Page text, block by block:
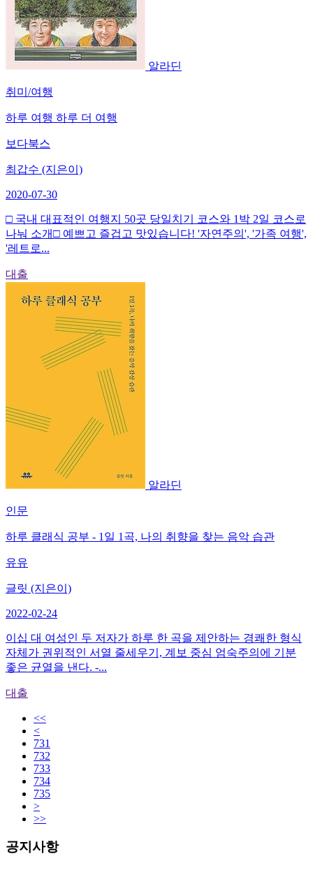
알라딘
취미/여행
하루 여행 하루 더 여행
보다북스
최갑수 (지은이)
2020-07-30
□ 국내 대표적인 여행지 50곳 당일치기 코스와 1박 2일 코스로
나눠 소개□ 예쁘고 즐겁고 맛있습니다! '자연주의', '가족 여행',
'레트로...
대출
알라딘
인문
하루 클래식 공부 - 1일 1곡, 나의 취향을 찾는 음악 습관
유유
글릿 (지은이)
2022-02-24
이십 대 여성인 두 저자가 하루 한 곡을 제안하는 경쾌한 형식
자체가 권위적인 서열 줄세우기, 계보 중심 엄숙주의에 기분
좋은 균열을 낸다. -...
대출
<<
<
731
732
733
734
735
>
>>
공지사항